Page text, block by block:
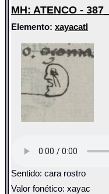
MH: ATENCO -
Elemento:xayacatl
Sentido: cara rostro
Valor fonético: xayac